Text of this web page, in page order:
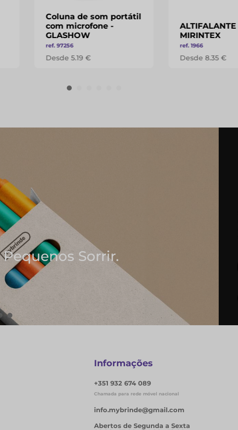
Coluna de som portátil
com microfone -
GLASHOW
ref. 97256
Desde 5.19 €
ALTIFALANTE
MIRINTEX
ref. 1966
Desde 8.35 €
Ideias
Informações
+351 932 674 089
Chamada para rede móvel nacional
info.mybrinde@gmail.com
Abertos de Segunda a Sexta